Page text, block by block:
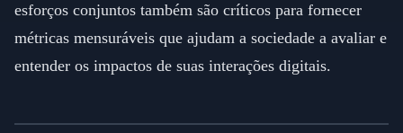
esforços conjuntos também são críticos para fornecer
métricas mensuráveis que ajudam a sociedade a avaliar e
entender os impactos de suas interações digitais.